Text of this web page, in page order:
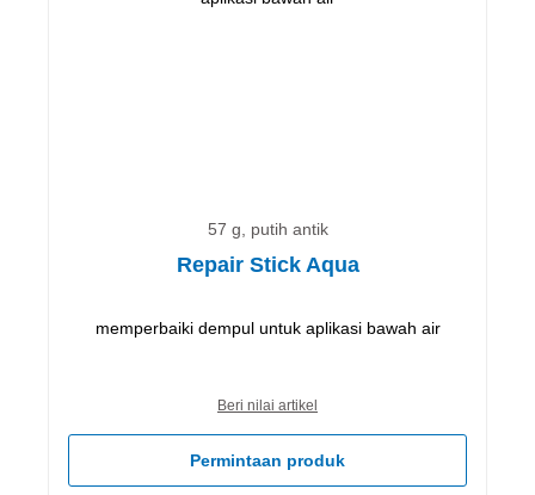
57 g, putih antik
Repair Stick Aqua
memperbaiki dempul untuk aplikasi bawah air
Beri nilai artikel
Permintaan produk